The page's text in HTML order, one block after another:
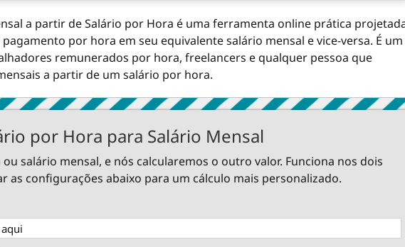
a partir de Salário por Hora é uma ferramenta online prática
por hora em seu equivalente salário mensal e vice-versa. É um
remunerados por hora, freelancers e qualquer pessoa que
a partir de um salário por hora.
por Hora para Salário Mensal
salário mensal, e nós calcularemos o outro valor. Funciona nos dois
as configurações abaixo para um cálculo mais personalizado.